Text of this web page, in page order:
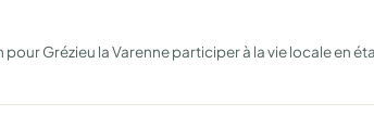
Grézieu la Varenne participer à la vie locale en